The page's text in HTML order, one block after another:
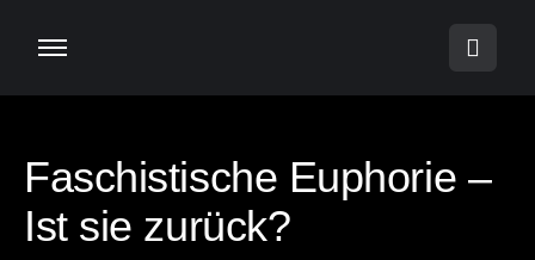
Faschistische Euphorie –
Ist sie zurück?